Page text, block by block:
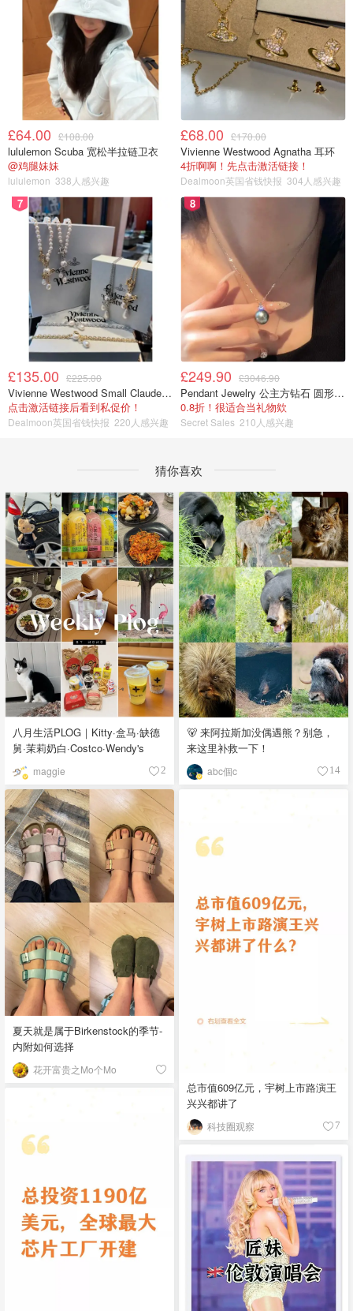
£64.00 £108.00
lululemon Scuba 宽松半拉链卫衣
@鸡腿妹妹
lululemon 338人感兴趣
£68.00 £170.00
Vivienne Westwood Agnatha 耳环
4折啊啊！先点击激活链接！
Dealmoon英国省钱快报 304人感兴趣
7
£135.00 £225.00
Vivienne Westwood Small Claude 珍珠项链
点击激活链接后看到私促价！
Dealmoon英国省钱快报 220人感兴趣
8
£249.90 £3046.90
Pendant Jewelry 公主方钻石 圆形大溪地珍珠吊坠 11-12mm
0.8折！很适合当礼物欸
Secret Sales 210人感兴趣
猜你喜欢
八月生活PLOG｜Kitty·盒马·缺德
舅·茉莉奶白·Costco·Wendy's
maggie 2
🐻 来阿拉斯加没偶遇熊？别急，
来这里补救一下！
abc個c 14
夏天就是属于Birkenstock的季节-
内附如何选择
花开富贵之Mo个Mo
总市值609亿元，宇树上市路演王
兴兴都讲了
科技圈观察 7